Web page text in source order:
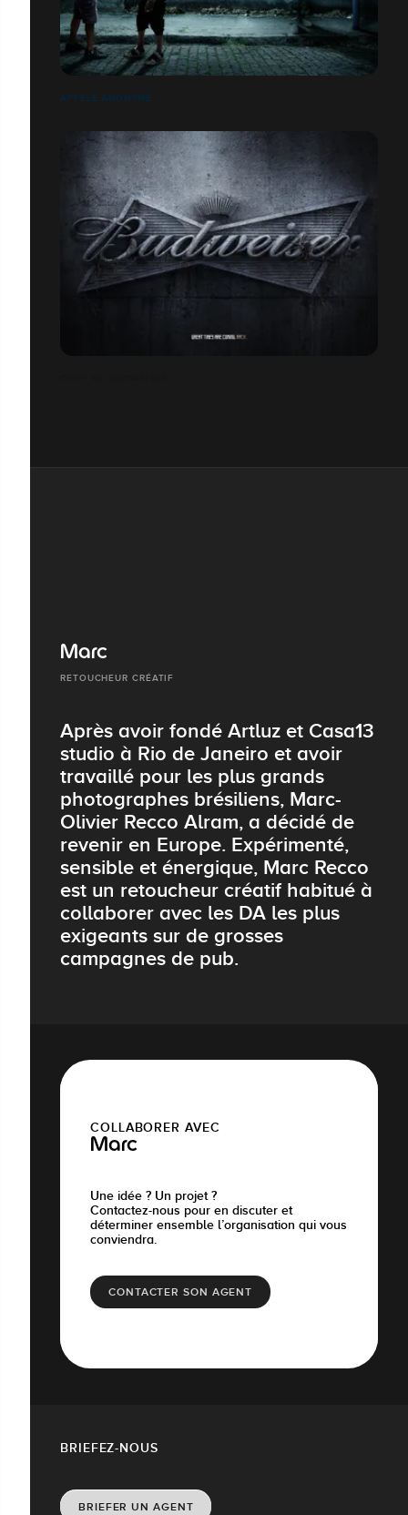
APPELÉ ANONYME
Marc
RETOUCHEUR CRÉATIF
Après avoir fondé Artluz et Casa13
studio à Rio de Janeiro et avoir
travaillé pour les plus grands
photographes brésiliens, Marc-
Olivier Recco Alram, a décidé de
revenir en Europe. Expérimenté,
sensible et énergique, Marc Recco
est un retoucheur créatif habitué à
collaborer avec les DA les plus
exigeants sur de grosses
campagnes de pub.
COLLABORER AVEC
Marc
Une idée ? Un projet ?
Contactez-nous pour en discuter et
déterminer ensemble l’organisation qui vous
conviendra.
CONTACTER SON AGENT
BRIEFEZ-NOUS
BRIEFER UN AGENT